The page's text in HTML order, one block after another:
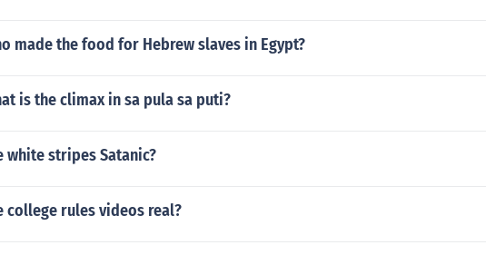
made the food for Hebrew slaves in Egypt?
is the climax in sa pula sa puti?
white stripes Satanic?
college rules videos real?